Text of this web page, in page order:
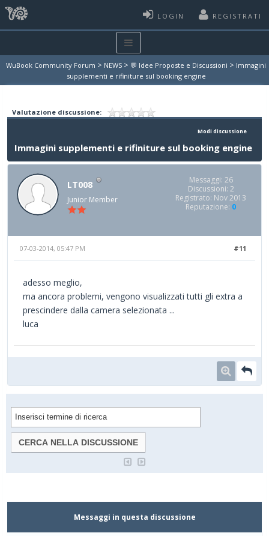
LOGIN REGISTRATI
WuBook Community Forum > NEWS > 💬 Idee Proposte e Discussioni > Immagini
supplementi e rifiniture sul booking engine
Valutazione discussione:
Modi discussione
Immagini supplementi e rifiniture sul booking engine
LT008
Junior Member
Messaggi: 26
Discussioni: 2
Registrato: Nov 2013
Reputazione: 0
#11
07-03-2014, 05:47 PM
adesso meglio,
ma ancora problemi, vengono visualizzati tutti gli extra a
prescindere dalla camera selezionata ...
luca
Messaggi in questa discussione